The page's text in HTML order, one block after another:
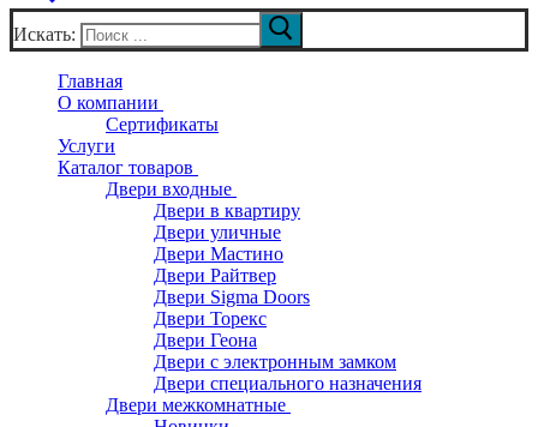
Искать:
Главная
О компании
Сертификаты
Услуги
Каталог товаров
Двери входные
Двери в квартиру
Двери уличные
Двери Мастино
Двери Райтвер
Двери Sigma Doors
Двери Торекс
Двери Геона
Двери с электронным замком
Двери специального назначения
Двери межкомнатные